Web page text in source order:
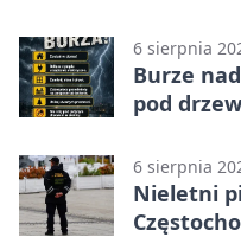
6 sierpnia
Burze
pod
6 sierpnia
Nieletni